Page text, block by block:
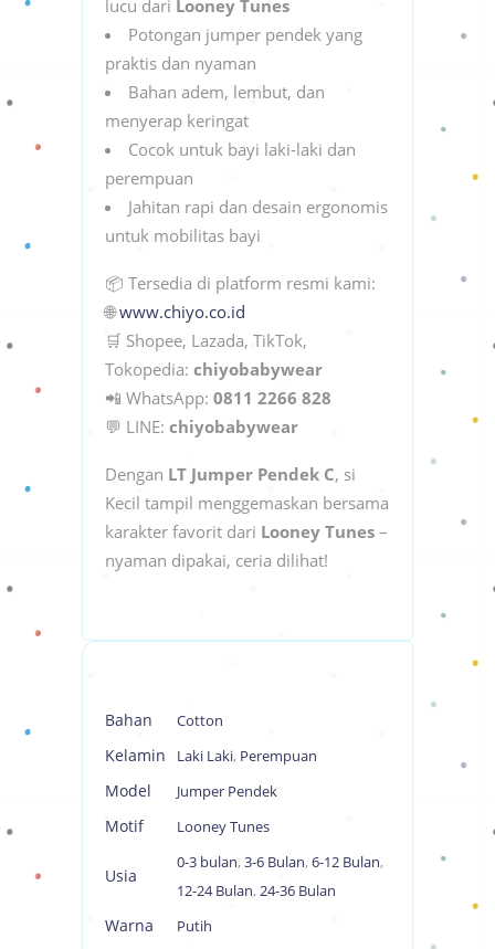
lucu dari Looney Tunes
Potongan jumper pendek yang
praktis dan nyaman
Bahan adem, lembut, dan
menyerap keringat
Cocok untuk bayi laki-laki dan
perempuan
Jahitan rapi dan desain ergonomis
untuk mobilitas bayi
📦 Tersedia di platform resmi kami:
🌐www.chiyo.co.id
🛒 Shopee, Lazada, TikTok,
Tokopedia: chiyobabywear
📲 WhatsApp: 0811 2266 828
💬 LINE: chiyobabywear
Dengan LT Jumper Pendek C, si
Kecil tampil menggemaskan bersama
karakter favorit dari Looney Tunes –
nyaman dipakai, ceria dilihat!
Bahan Cotton
Kelamin Laki Laki, Perempuan
Model Jumper Pendek
Motif Looney Tunes
Usia
0-3 bulan, 3-6 Bulan, 6-12 Bulan,
12-24 Bulan, 24-36 Bulan
Warna Putih